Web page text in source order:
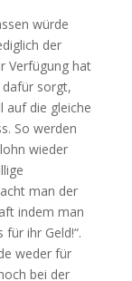
würde
der
Verfügung hat
sorgt,
auf die gleiche
So werden
wieder
man der
indem man
ihr Geld!“.
weder für
bei der